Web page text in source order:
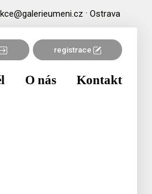
· Ostrava
registrace
O nás Kontakt